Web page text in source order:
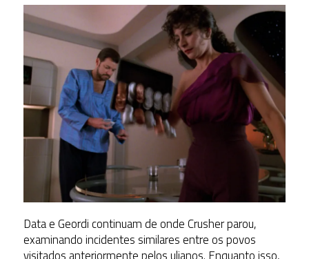
Data e Geordi continuam de onde Crusher parou,
examinando incidentes similares entre os povos